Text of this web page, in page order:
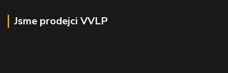
Jsme prodejci VVLP